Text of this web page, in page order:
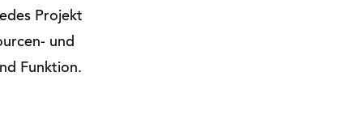
Projekt
und
Funktion.